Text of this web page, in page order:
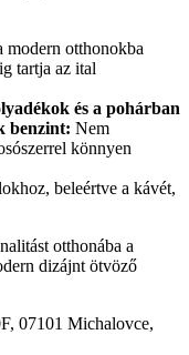
modern otthonokba
tartja az ital
és a pohárban
benzint: Nem
könnyen
beleértve a kávét,
otthonába a
dizájnt ötvöző
07101 Michalovce,